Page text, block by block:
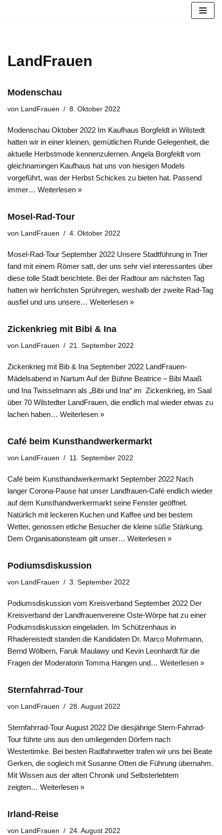
LandFrauen
Modenschau
von LandFrauen 8. Oktober 2022
Modenschau Oktober 2022 Im Kaufhaus Borgfeldt in Wilstedt
hatten wir in einer kleinen, gemütlichen Runde Gelegenheit, die
aktuelle Herbstmode kennenzulernen. Angela Borgfeldt vom
gleichnamingen Kaufhaus hat uns von hiesigen Models
vorgeführt, was der Herbst Schickes zu bieten hat. Passend
immer… Weiterlesen »
Mosel-Rad-Tour
von LandFrauen 4. Oktober 2022
Mosel-Rad-Tour September 2022 Unsere Stadtführung in Trier
fand mit einem Römer satt, der uns sehr viel interessantes über
diese tolle Stadt berichtete. Bei der Radtour am nächsten Tag
hatten wir herrlichsten Sprühregen, weshalb der zweite Rad-Tag
ausfiel und uns unsere… Weiterlesen »
Zickenkrieg mit Bibi & Ina
von LandFrauen 21. September 2022
Zickenkrieg mit Bib & Ina September 2022 LandFrauen-
Mädelsabend in Nartum Auf der Bühne Beatrice – Bibi Maaß
und Ina Twisselmann als „Bibi und Ina“ im Zickenkrieg, im Saal
über 70 Wilstedter LandFrauen, die endlich mal wieder etwas zu
lachen haben… Weiterlesen »
Café beim Kunsthandwerkermarkt
von LandFrauen 11. September 2022
Café beim Kunsthandwerkermarkt September 2022 Nach
langer Corona-Pause hat unser Landfrauen-Café endlich wieder
auf dem Kunsthandwerkermarkt seine Fenster geöffnet.
Natürlich mit leckeren Kuchen und Kaffee und bei bestem
Wetter, genossen etliche Besucher die kleine süße Stärkung.
Dem Organisationsteam gilt unser… Weiterlesen »
Podiumsdiskussion
von LandFrauen 3. September 2022
Podiumsdiskussion vom Kreisverband September 2022 Der
Kreisverband der Landfrauenvereine Oste-Wörpe hat zu einer
Podiumsdiskussion eingeladen. Im Schützenhaus in
Rhadereistedt standen die Kandidaten Dr. Marco Mohrmann,
Bernd Wölbern, Faruk Maulawy und Kevin Leonhardt für die
Fragen der Moderatorin Tomma Hangen und… Weiterlesen »
Sternfahrrad-Tour
von LandFrauen 28. August 2022
Sternfahrrad-Tour August 2022 Die diesjährige Stern-Fahrrad-
Tour führte uns aus den umliegenden Dörfern nach
Westertimke. Bei besten Radfahrwetter trafen wir uns bei Beate
Gerken, die sogleich mit Susanne Otten die Führung übernahm.
Mit Wissen aus der alten Chronik und Selbsterlebtem
zeigten… Weiterlesen »
Irland-Reise
von LandFrauen 24. August 2022